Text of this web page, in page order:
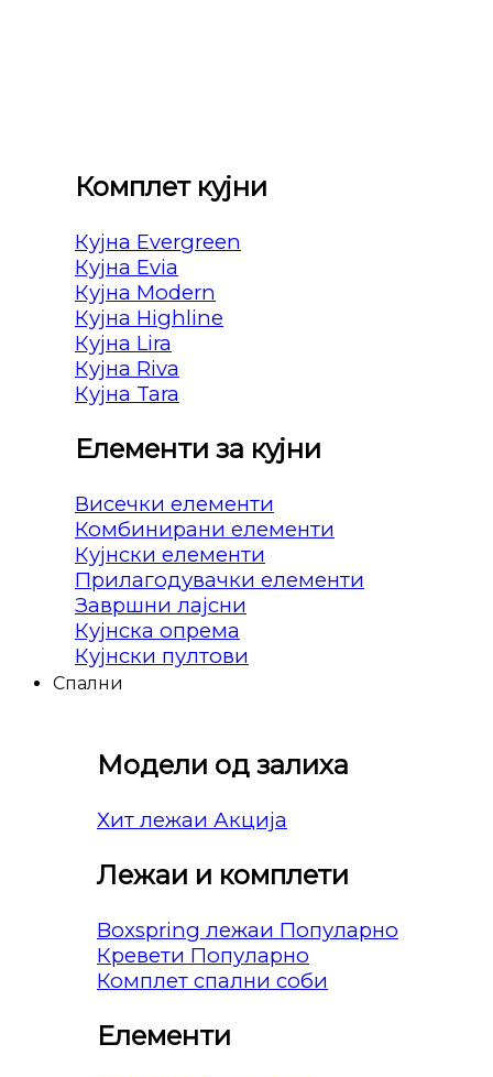
Комплет кујни
Кујна Evergreen
Кујна Evia
Кујна Modern
Кујна Highline
Кујна Lira
Кујна Riva
Кујна Tara
Елементи за кујни
Висечки елементи
Комбинирани елементи
Кујнски елементи
Прилагодувачки елементи
Завршни лајсни
Кујнска опрема
Кујнски пултови
Спални
Модели од залиха
Хит лежаи
Лежаи и комплети
Boxspring лежаи
Кревети
Комплет спални соби
Елементи